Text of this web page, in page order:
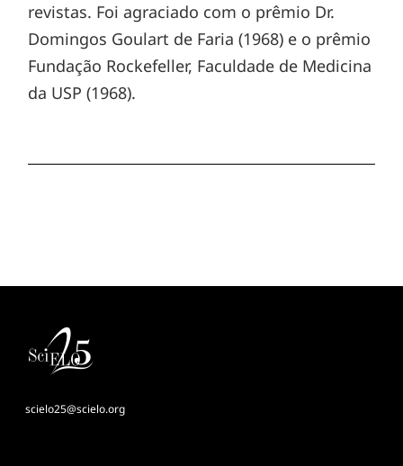
revistas. Foi agraciado com o prêmio Dr.
Domingos Goulart de Faria (1968) e o prêmio
Fundação Rockefeller, Faculdade de Medicina
da USP (1968).
scielo25@scielo.org